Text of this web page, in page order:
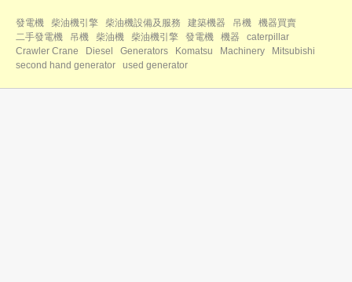
發電機 柴油機引擎 柴油機設備及服務 建築機器 吊機
機器買賣
二手發電機
吊機 柴油機 柴油機引擎 發電機 機器
caterpillar
Crawler Crane
Diesel Generators Komatsu Machinery
Mitsubishi
second hand generator
used generator